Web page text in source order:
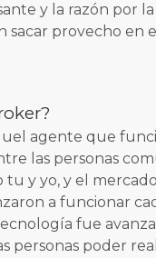
y la razón por
sacar provecho en
agente que
las personas
y yo, y el mercado
a funcionar
fue
personas poder